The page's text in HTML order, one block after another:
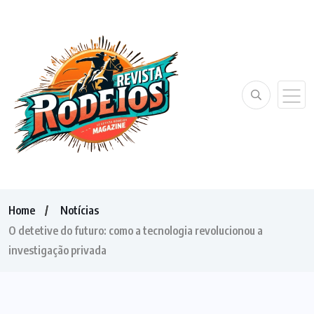
Home
Notícias
O detetive do futuro: como a tecnologia revolucionou a
investigação privada